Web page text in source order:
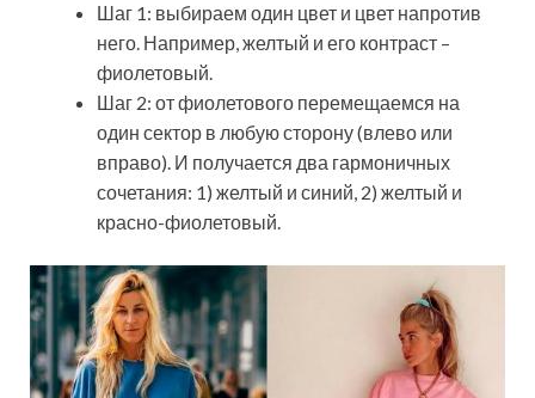
Шаг 1: выбираем один цвет и цвет напротив
него. Например, желтый и его контраст –
фиолетовый.
Шаг 2: от фиолетового перемещаемся на
один сектор в любую сторону (влево или
вправо). И получается два гармоничных
сочетания: 1) желтый и синий, 2) желтый и
красно-фиолетовый.